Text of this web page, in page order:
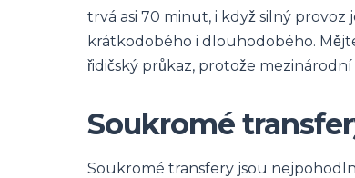
trvá asi 70 minut, i když silný
krátkodobého i dlouhodobého.
řidičský průkaz, protože
Soukromé
Soukromé transfery jsou